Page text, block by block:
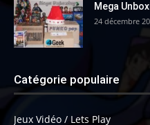
Mega
24 décembre
Catégorie populaire
Jeux Vidéo / Lets Play